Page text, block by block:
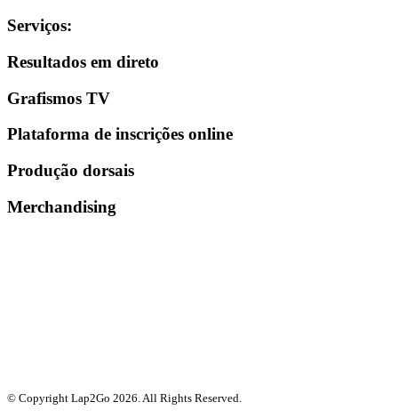
Serviços:
Resultados em direto
Grafismos TV
Plataforma de inscrições online
Produção dorsais
Merchandising
© Copyright Lap2Go 2026. All Rights Reserved.